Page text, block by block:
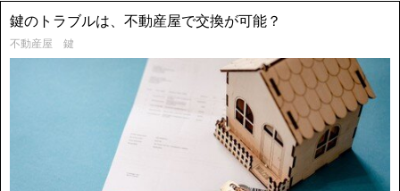
鍵のトラブルは、不動産屋で交換が可能？
不動産屋 鍵